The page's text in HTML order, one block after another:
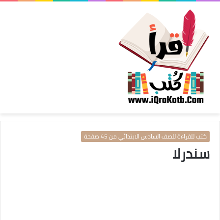
كتب للقراءة للصف السادس الابتدائي من 45 صفحة
سندرلا